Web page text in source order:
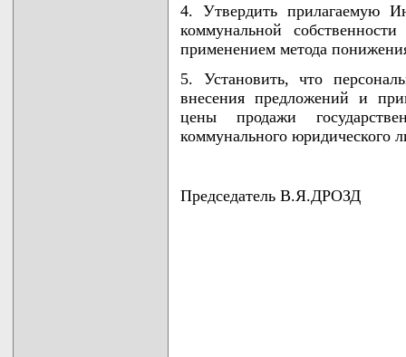
4. Утвердить прилагаемую
коммунальной
применением метода
5. Установить, что
внесения предложений и
цены продажи
коммунального юридического
Председатель В.Я.ДРОЗД